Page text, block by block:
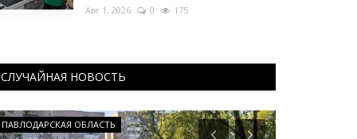
Авг 1, 2026 0 175
СЛУЧАЙНАЯ НОВОСТЬ
ПАВЛОДАРСКАЯ ОБЛАСТЬ